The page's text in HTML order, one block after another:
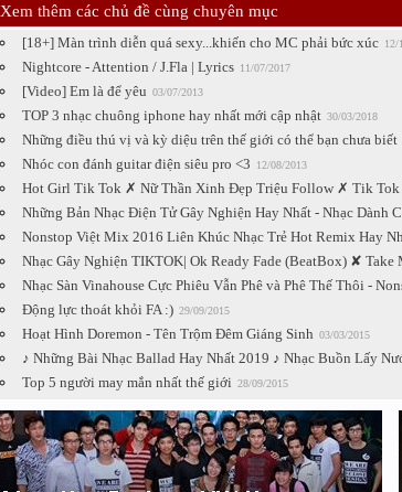
Xem thêm các chủ đề cùng chuyên mục
[18+] Màn trình diễn quá sexy...khiến cho MC phải bức xúc 12/
Nightcore - Attention / J.Fla | Lyrics 11/07/2017
[Video] Em là để yêu 03/07/2013
TOP 3 nhạc chuông iphone hay nhất mới cập nhật 30/03/2018
Những điều thú vị và kỳ diệu trên thế giới có thể bạn chưa biết
Nhóc con đánh guitar điện siêu pro <3 12/08/2013
Hot Girl Tik Tok ✗ Nữ Thần Xinh Đẹp Triệu Follow ✗ Tik Tok
Những Bản Nhạc Điện Tử Gây Nghiện Hay Nhất - Nhạc Dành
Nonstop Việt Mix 2016 Liên Khúc Nhạc Trẻ Hot Remix Hay
Nhạc Gây Nghiện TIKTOK| Ok Ready Fade (BeatBox) ✘
Nhạc Sàn Vinahouse Cực Phiêu Vẫn Phê và Phê Thế Thôi -
Động lực thoát khỏi FA :) 29/09/2015
Hoạt Hình Doremon - Tên Trộm Đêm Giáng Sinh 03/03/2015
♪ Những Bài Nhạc Ballad Hay Nhất 2019 ♪ Nhạc Buồn Lấy
Top 5 người may mắn nhất thế giới 28/09/2015